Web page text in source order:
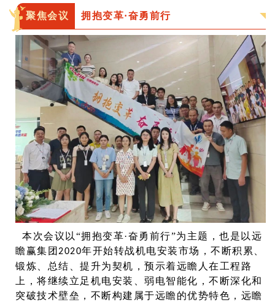
聚焦会议 拥抱变革·奋勇前行
本次会议以“拥抱变革·奋勇前行”为主题，也是以远
瞻赢集团 2020年开始转战机电安装市场，不断积累、
锻炼、总结、提升为契机，预示着远瞻人在工程路
上，将继续立足机电安装、弱电智能化，不断深化和
突破技术壁垒，不断构建属于远瞻的优势特色，远瞻